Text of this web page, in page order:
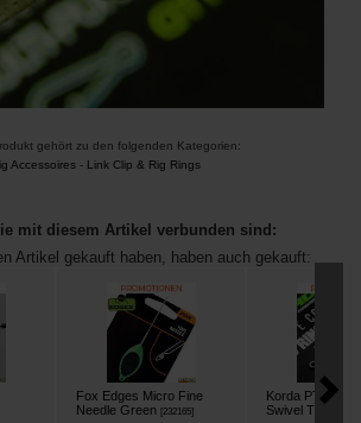
gehört zu den folgenden Kategorien:
Accessoires- Link Clip & Rig Rings
mit diesem Artikel verbunden sind:
Artikel gekauft haben, haben auch gekauft:
Fox Edges Micro Fine
Needle Green
232165]
Korda PTFE
Swivel T8 (x8)